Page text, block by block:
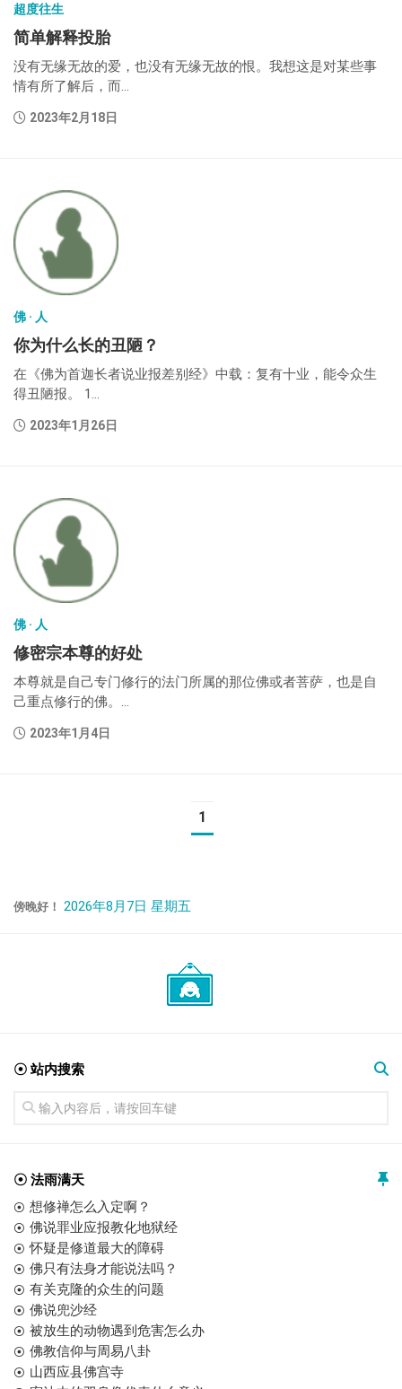
超度往生
简单解释投胎
没有无缘无故的爱，也没有无缘无故的恨。我想这是对某些事
情有所了解后，而...
2023年2月18日
佛 · 人
你为什么长的丑陋？
在《佛为首迦长者说业报差别经》中载：​复有十业，能令众生
得丑陋报。 1...
2023年1月26日
佛 · 人
修密宗本尊的好处
本尊就是自己专门修行的法门所属的那位佛或者菩萨，也是自
己重点修行的佛。...
2023年1月4日
1
傍晚好！ 2026年8月7日 星期五
☉ 站内搜索
☉ 法雨满天
想修禅怎么入定啊？
佛说罪业应报教化地狱经
怀疑是修道最大的障碍
佛只有法身才能说法吗？
有关克隆的众生的问题
佛说兜沙经
被放生的动物遇到危害怎么办
佛教信仰与周易八卦
山西应县佛宫寺